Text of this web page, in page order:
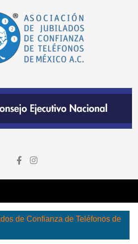
de Confianza de Teléfonos de